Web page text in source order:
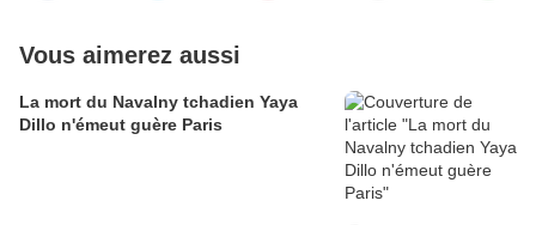
Vous aimerez aussi
La mort du Navalny tchadien Yaya
Dillo n'émeut guère Paris